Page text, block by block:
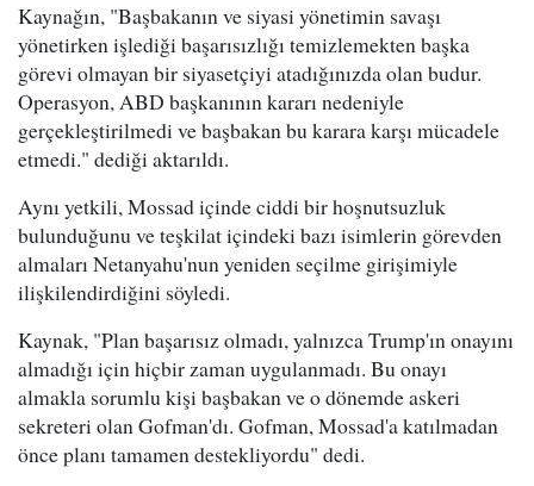
Kaynağın, "Başbakanın ve siyasi yönetimin savaşı
yönetirken işlediği başarısızlığı temizlemekten başka
görevi olmayan bir siyasetçiyi atadığınızda olan budur.
Operasyon, ABD başkanının kararı nedeniyle
gerçekleştirilmedi ve başbakan bu karara karşı mücadele
etmedi." dediği aktarıldı.
Aynı yetkili, Mossad içinde ciddi bir hoşnutsuzluk
bulunduğunu ve teşkilat içindeki bazı isimlerin görevden
almaları Netanyahu'nun yeniden seçilme girişimiyle
ilişkilendirdiğini söyledi.
Kaynak, "Plan başarısız olmadı, yalnızca Trump'ın onayını
almadığı için hiçbir zaman uygulanmadı. Bu onayı
almakla sorumlu kişi başbakan ve o dönemde askeri
sekreteri olan Gofman'dı. Gofman, Mossad'a katılmadan
önce planı tamamen destekliyordu" dedi.